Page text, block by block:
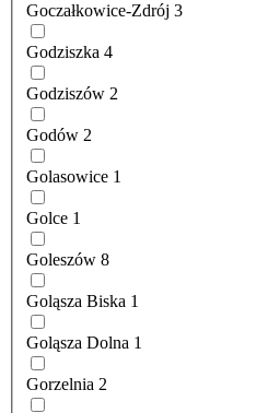
Goczałkowice-Zdrój 3
Godziszka 4
Godziszów 2
Godów 2
Golasowice 1
Golce 1
Goleszów 8
Goląsza Biska 1
Goląsza Dolna 1
Gorzelnia 2